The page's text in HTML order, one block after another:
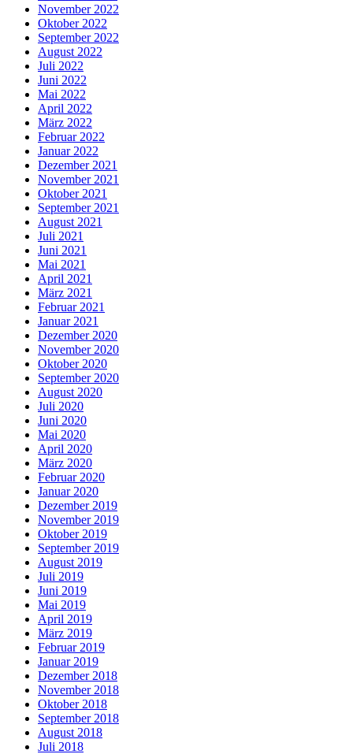
November 2022
Oktober 2022
September 2022
August 2022
Juli 2022
Juni 2022
Mai 2022
April 2022
März 2022
Februar 2022
Januar 2022
Dezember 2021
November 2021
Oktober 2021
September 2021
August 2021
Juli 2021
Juni 2021
Mai 2021
April 2021
März 2021
Februar 2021
Januar 2021
Dezember 2020
November 2020
Oktober 2020
September 2020
August 2020
Juli 2020
Juni 2020
Mai 2020
April 2020
März 2020
Februar 2020
Januar 2020
Dezember 2019
November 2019
Oktober 2019
September 2019
August 2019
Juli 2019
Juni 2019
Mai 2019
April 2019
März 2019
Februar 2019
Januar 2019
Dezember 2018
November 2018
Oktober 2018
September 2018
August 2018
Juli 2018